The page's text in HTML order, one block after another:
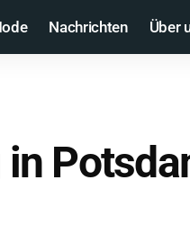
Nachrichten Über